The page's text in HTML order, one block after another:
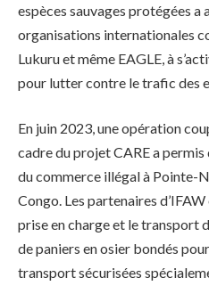
espèces sauvages protégées a
organisations internationales
Lukuru et même EAGLE, à
pour lutter contre le trafic des
En juin 2023, une opération
cadre du projet CARE a
du commerce illégal à Pointe-
Congo. Les partenaires
prise en charge et le transport
de paniers en osier bondés
transport sécurisées